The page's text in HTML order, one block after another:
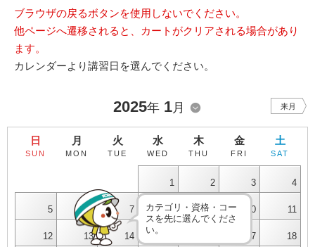
ブラウザの戻るボタンを使用しないでください。
他ページへ遷移されると、カートがクリアされる場合があり
ます。
カレンダーより講習日を選んでください。
2025年 1月 来月
日
SUN
月
MON
火
TUE
水
WED
木
THU
金
FRI
土
SAT
1 2 3 4
5 6 7 8 9 10 11
12 13 14 17 18
カテゴリ・資格・コー
スを先に選んでくださ
い。